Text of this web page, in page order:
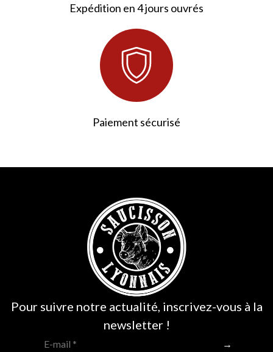
Expédition en 4 jours ouvrés
Paiement sécurisé
Pour suivre notre actualité, inscrivez-vous à la
newsletter !